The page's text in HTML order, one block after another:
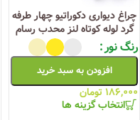
چراغ دیواری دکوراتیو چهار طرفه
گرد لوله کوتاه لنز محدب رسام
رنگ نور
افزودن به سبد خرید
۱۸۶,۰۰۰ تومان
انتخاب گزینه ها